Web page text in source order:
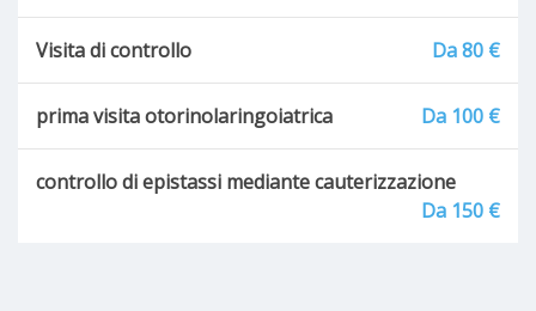
Visita di controllo Da 80 €
prima visita otorinolaringoiatrica Da 100 €
controllo di epistassi mediante cauterizzazione
Da 150 €